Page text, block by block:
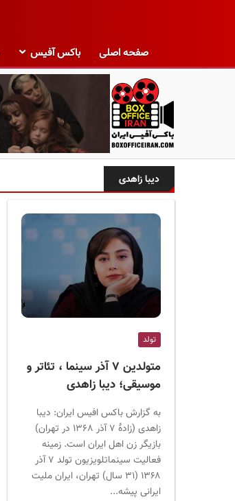
صفحه اصلی باکس آفیس
ب
ک
س
دیبا زاهدی
تولد
متولدین ۷ آذر سینما ، تئاتر و
موسیقی؛ دیبا زاهدی
به گزارش باکس افیس ایران: دیبا
زاهدی (زادهٔ ۷ آذر ۱۳۶٨ در تهران)
بازیگر زن اهل ایران است. زمینه
فعالیت سینماتلویزیون تولد ۷ آذر
۱۳۶۸ ‏(۳۱ سال) تهران، ایران ملیت
ایرانی پیشه...